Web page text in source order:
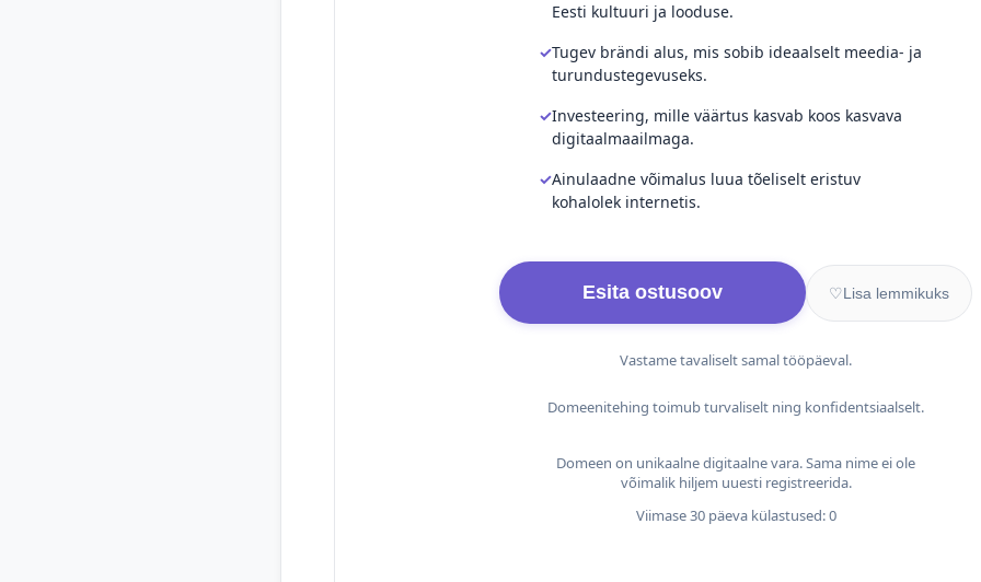
Eesti kultuuri ja looduse.
Tugev brändi alus, mis sobib ideaalselt meedia- ja
turundustegevuseks.
Investeering, mille väärtus kasvab koos kasvava
digitaalmaailmaga.
Ainulaadne võimalus luua tõeliselt eristuv
kohalolek internetis.
Esita ostusoov ♡Lisa lemmikuks
Vastame tavaliselt samal tööpäeval.
Domeenitehing toimub turvaliselt ning konfidentsiaalselt.
Domeen on unikaalne digitaalne vara. Sama nime ei ole
võimalik hiljem uuesti registreerida.
Viimase 30 päeva külastused: 0